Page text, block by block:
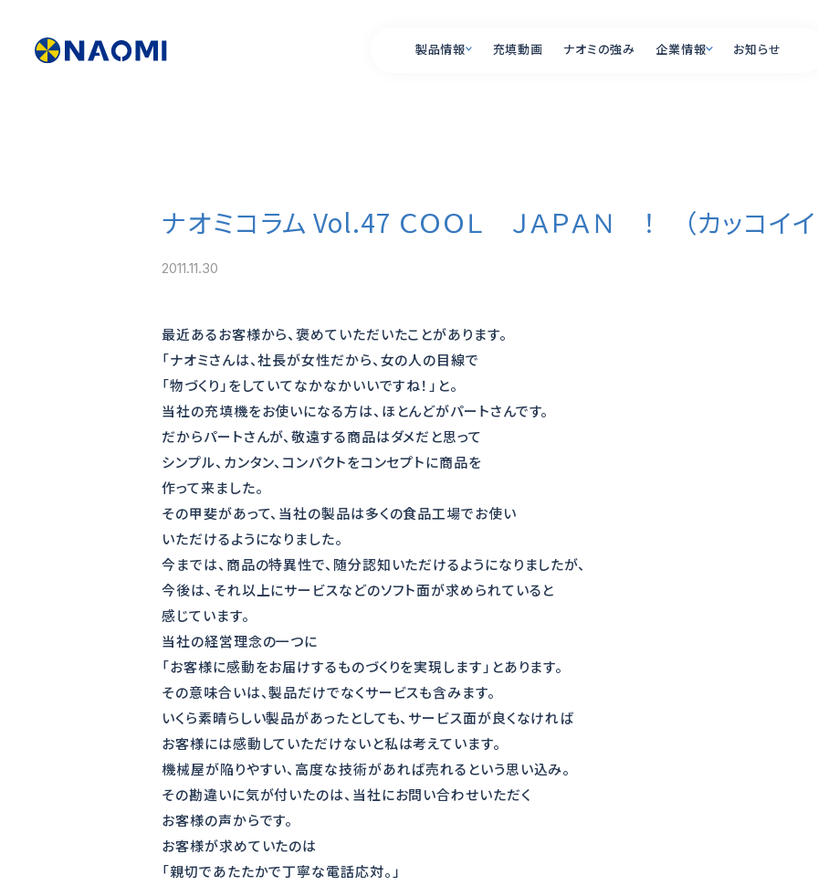
製品情報 充填動画 ナオミの強み 企業情報 お知らせ
ナオミコラム Vol.47 ＣＯＯＬ ＪＡＰＡＮ ！ （カッコイ
2011.11.30
最近あるお客様から、褒めていただいたことがあります。
「ナオミさんは、社長が女性だから、女の人の目線で
「物づくり」をしていてなかなかいいですね！」と。
当社の充填機をお使いになる方は、ほとんどがパートさんです。
だからパートさんが、敬遠する商品はダメだと思って
シンプル、カンタン、コンパクトをコンセプトに商品を
作って来ました。
その甲斐があって、当社の製品は多くの食品工場でお使い
いただけるようになりました。
今までは、商品の特異性で、随分認知いただけるようになりましたが、
今後は、それ以上にサービスなどのソフト面が求められていると
感じています。
当社の経営理念の一つに
「お客様に感動をお届けするものづくりを実現します」とあります。
その意味合いは、製品だけでなくサービスも含みます。
いくら素晴らしい製品があったとしても、サービス面が良くなければ
お客様には感動していただけないと私は考えています。
機械屋が陥りやすい、高度な技術があれば売れるという思い込み。
その勘違いに気が付いたのは、当社にお問い合わせいただく
お客様の声からです。
お客様が求めていたのは
「親切であたたかで丁寧な電話応対。」